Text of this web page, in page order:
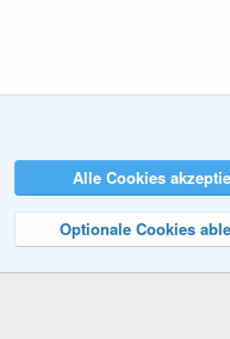
Datenschutz Hilfe und
Alle Cookies
Optionale Cookies